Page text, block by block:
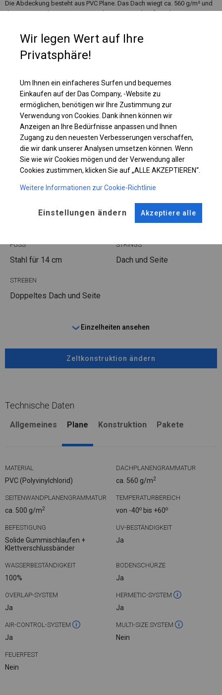
Die Abdeckung besteht aus PVC Plane. Das Dach wiegt ca. 560 g/m² und
die Seitenwände ca. 500 g/m². Jede Seitenwand verfügt über ein Fenster
sich ein Rollo, das hochgerollt und fest verschlossen werden kann und
das Innere des Zeltes vor Regen, Schnee oder Staub schützt.
Plane ändern
KONSTRUKTION
POLAR PLUS
ANSCHLÜSSE
Stahl ca.fi 54 mm
FUSS
Stahl für 14 cm
STRINGS
Dach und Seite
STREBEN
Doppeltes Dach und Seite
Einzelheiten ansehen
Zeltkonstruktion ändern
Technische Daten
Allgemeines Plane Konstruktion Pakete
MATERIAL
PVC (Polyvinylchlorid)
DACHPLANENGRAMMATUR
ca. 560 g/m2
SEITENWANDPLANENGRAMMATUR
ca. 500 g/m2
TEMPERATURBEREICH
von -40o bis +60o
BEFESTIGUNG
Solide Gummischlaufen +
Klettverschlussbänder
UV-BESTÄNDIGKEIT
Ja
WASSERBESTÄNDIGKEIT
100%
BODENSCHÜRZE
Ja
OVERLAP-SYSTEM
Ja
HERMETIC-SYSTEM
Ja
AIR-CONTROL-SYSTEM
Ja
MULTI-SIZE SYSTEM
Nein
FEUERFEST
Nein
Wir legen Wert auf Ihre
Privatsphäre!
Um Ihnen ein einfacheres Surfen und bequemes
Einkaufen auf der Das Company, -Website zu
ermöglichen, benötigen wir Ihre Zustimmung zur
Verwendung von Cookies. Dank ihnen können wir
Anzeigen an Ihre Bedürfnisse anpassen und Ihnen
Zugang zu den neuesten Verbesserungen verschaffen,
die wir dank unserer Analysen umsetzen können. Wenn
Sie wie wir Cookies mögen und der Verwendung aller
Cookies zustimmen, klicken Sie auf „ALLE AKZEPTIEREN“.
Weitere Informationen zur Cookie-Richtlinie
Einstellungen ändern Akzeptiere alle